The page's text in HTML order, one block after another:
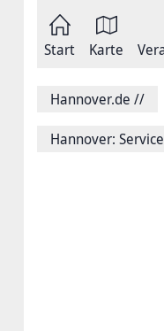
springen
Start Karte
FacebookHannover.de //
Hannover: